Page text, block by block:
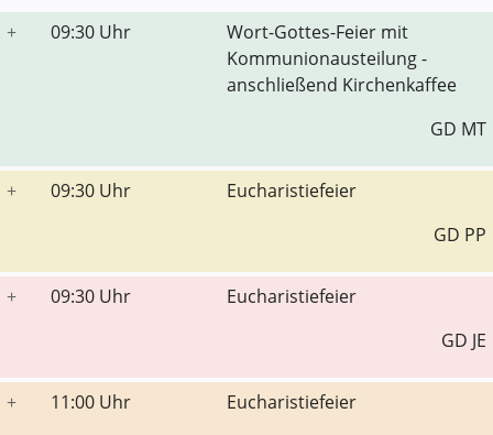
+
09:30 Uhr
Wort-Gottes-Feier mit
Kommunionausteilung -
anschließend Kirchenkaffee
GD MT
+ 09:30 Uhr
Eucharistiefeier
GD PP
+ 09:30 Uhr
Eucharistiefeier
GD JE
+ 11:00 Uhr
Eucharistiefeier